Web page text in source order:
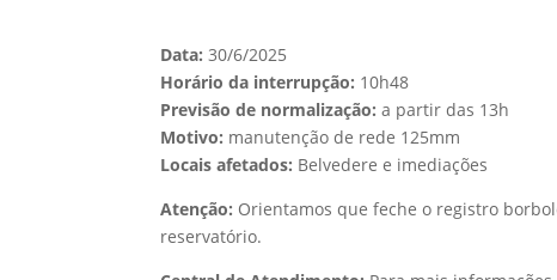
Data:30/6/2025
Horário da interrupção: 10h48
Previsão de normalização:a partir das 13h
Motivo: manutenção de rede 125mm
Locais afetados: Belvedere e imediações
Atenção: Orientamos que feche o registro
reservatório.